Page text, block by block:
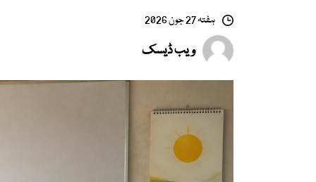
ہفتہ 27 جون 2026
ویب ڈیسک